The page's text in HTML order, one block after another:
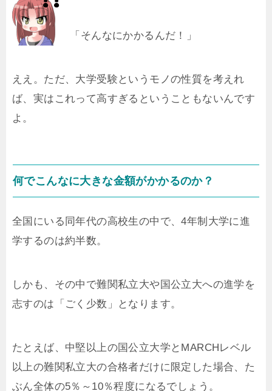
「そんなにかかるんだ！」
ええ。ただ、大学受験というモノの性質を考えれ
ば、実はこれって高すぎるということもないんです
よ。
何でこんなに大きな金額がかかるのか？
全国にいる同年代の高校生の中で、4年制大学に進
学するのは約半数。
しかも、その中で難関私立大や国公立大への進学を
志すのは「ごく少数」となります。
たとえば、中堅以上の国公立大学とMARCHレベル
以上の難関私立大の合格者だけに限定した場合、た
ぶん全体の5％～10％程度になるでしょう。